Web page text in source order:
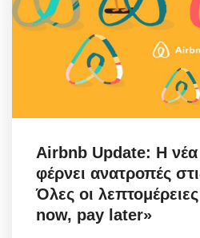
Airbnb Update: Η
φέρνει ανατροπές
Όλες οι
now, pay later»